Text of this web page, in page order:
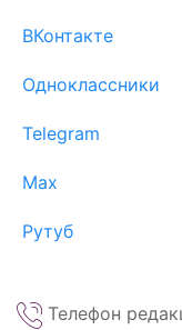
ВКонтакте
Одноклассники
Telegram
Max
Рутуб
Телефон